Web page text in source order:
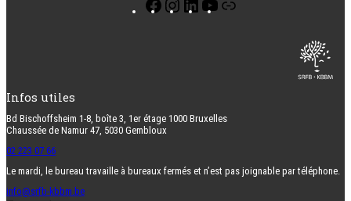
Infos utiles
Bd Bischoffsheim 1-8, boîte 3, 1er étage 1000 Bruxelles
Chaussée de Namur 47, 5030 Gembloux
02 223 07 66
Le mardi, le bureau travaille à bureaux fermés et n’est pas joignable par téléphone.
info@srfb-kbbm.be